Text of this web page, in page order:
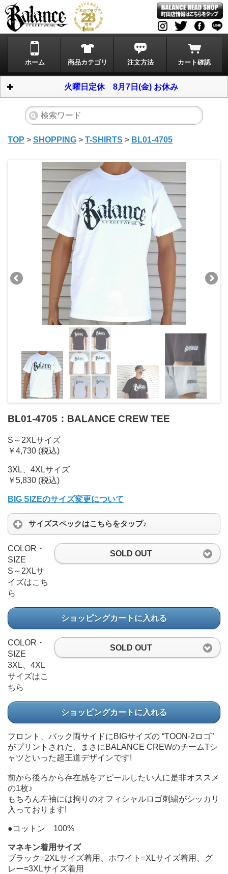
ホーム 商品カテゴリ 注文方法 カート確認
火曜日定休 8月7日(金) お休み
TOP > SHOPPING > T-SHIRTS > BL01-4705
BL01-4705：BALANCE CREW TEE
S～2XLサイズ
￥4,730 (税込)
3XL、4XLサイズ
￥5,830 (税込)
BIG SIZEのサイズ変更について
サイズスペックはこちらをタップ♪
COLOR・
SIZE
S～2XLサ
イズはこち
ら
SOLD OUT
ショッピングカートに入れる
COLOR・
SIZE
3XL、4XL
サイズはこ
ちら
SOLD OUT
ショッピングカートに入れる
フロント、バック両サイドにBIGサイズの “TOON-2ロゴ”
がプリントされた、まさにBALANCE CREWのチームTシ
ャツといった超王道デザインです!
前から後ろから存在感をアピールしたい人に是非オススメ
の1枚♪
もちろん左袖には拘りのオフィシャルロゴ刺繍がシッカリ
入っております!
●コットン 100%
マネキン着用サイズ
ブラック=2XLサイズ着用、ホワイト=XLサイズ着用、グ
レー=3XLサイズ着用